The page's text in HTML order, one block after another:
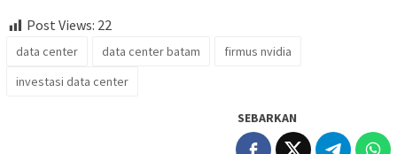
Post Views: 22
data center data center batam
firmus nvidia
investasi data center
SEBARKAN